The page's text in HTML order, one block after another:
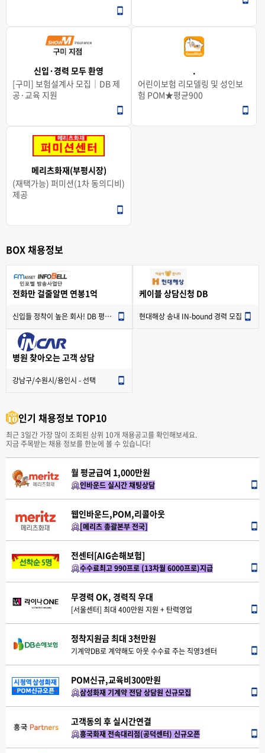
신입·경력 모두 환영
[구미] 보험설계사 모집｜DB 제
공·교육 지원
.
어린이보험 리모델링 및 성인보
험 POM★평균900
메리츠화재(부평시장)
(재택가능) 퍼미션(1차 동의디비)
제공
BOX 채용정보
전화만 걸줄알면 연봉1억
신입들 정착이 높은 회사! DB 평생
케이블 상담신청 DB
현대해상 송내 IN-bound 경력 모집
병원 찾아오는 고객 상담
강남구/수원시/용인시 - 선택
인기 채용정보 TOP10
최근 3일간 가장 많이 조회된 상위 10개 채용공고를 확인해보세요.
지금 주목받는 채용 정보를 한눈에 볼 수 있습니다!
월 평균급여 1,000만원
인바운드 실시간 채팅상담
웹인바운드,POM,리콜아웃
[메리츠 총괄본부 전국]
전센터[AIG손해보험]
수수료최고 990프로 (13차월 6000프로)지급
무경력 OK, 경력직 우대
[서울센터] 최대 400만원 지원 + 탄력영업
정착지원금 최대 3천만원
기계약DB로 계약해도 아웃 수수료 주는 직영3센터
POM신규,교육비300만원
삼성화재 기계약 전담 상담원 신규모집
고객동의 후 실시간연결
흥국화재 전속대리점(공덕센터) 신규오픈